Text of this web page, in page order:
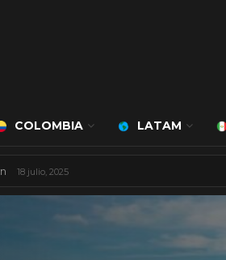
COLOMBIA LATAM
8 agosto, 2025